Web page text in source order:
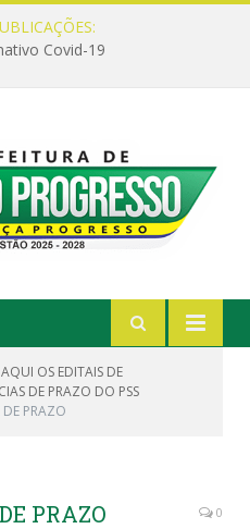
Covid-19
AQUI OS EDITAIS DE
DE PRAZO DO PSS
PRAZO
PRAZO 0